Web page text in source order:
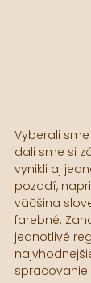
Vyberali
dali sme si
vynikli aj
pozadí,
väčšina
farebné.
jednotlivé
spracovanie